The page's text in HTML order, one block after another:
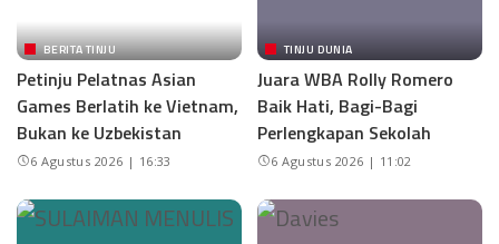
BERITA TINJU
Petinju Pelatnas Asian
Games Berlatih ke Vietnam,
Bukan ke Uzbekistan
6 Agustus 2026 | 16:33
TINJU DUNIA
Juara WBA Rolly Romero
Baik Hati, Bagi-Bagi
Perlengkapan Sekolah
6 Agustus 2026 | 11:02